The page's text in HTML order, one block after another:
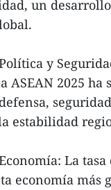
un
y
ASEAN 2025
estabilidad
La
economía